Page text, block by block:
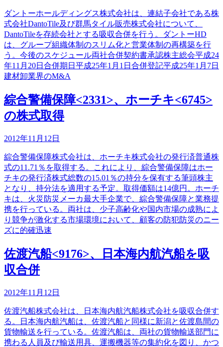
ダントーホールディングス株式会社は、連結子会社である株
式会社DantoTile及び群馬タイル販売株式会社について、
DantoTileを存続会社とする吸収合併を行う。ダントーHD
は、グループ組織体制のスリム化と営業体制の再構築を行
う。今後のスケジュール両社合併契約書承認株主総会平成24
年11月20日合併期日平成25年1月1日合併登記平成25年1月7日
建材卸業界のM&A
綜合警備保障<2331>、ホーチキ<6745>
の株式取得
2012年11月12日
綜合警備保障株式会社は、ホーチキ株式会社の発行済普通株
式の11.71％を取得する。これにより、綜合警備保障はホー
チキの発行済株式総数の15.01％の持分を保有する筆頭株主
となり、持分法を適用する予定。取得価額は14億円。ホーチ
キは、火災防災メーカ最大手企業で、綜合警備保障と業務提
携を行っている。両社は、少子高齢化や国内市場の成熟によ
り競争が激化する市場環境において、顧客の防犯防災のニー
ズに的確迅速
佐渡汽船<9176>、日本海内航汽船を吸
収合併
2012年11月12日
佐渡汽船株式会社は、日本海内航汽船株式会社を吸収合併す
る。日本海内航汽船は、佐渡汽船と同様に新潟と佐渡島間の
貨物輸送を行っている。佐渡汽船は、両社の貨物輸送部門に
携わる人員及び輸送用具、運搬機器等の集約化を図り、かつ